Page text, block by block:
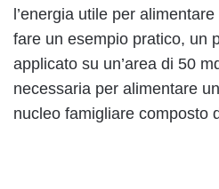
l’energia utile per
fare un esempio pratico, un
applicato su un’area di 50
necessaria per alimentare
nucleo famigliare composto